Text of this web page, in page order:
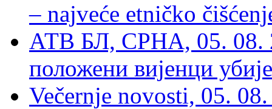
– najveće etničko
АТВ БЛ, СРНА, 05. 08.
положени вијенци
Večernje novosti, 05.